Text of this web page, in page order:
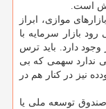
است.
موازی، ابراز
بازار سرمایه با
دارد. باید ترس
ندارد سهمی که بی
نیز در کنار هم در
صندوق توسعه ملی یا